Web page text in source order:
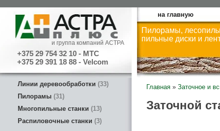
и группа компаний АСТРА
+375 29 754 32 10 - МТС
+375 29 391 18 88 - Velcom
на главную
Пилорамы,
пильные диски и
Линии деревообработки 33
Пилорамы 31
Многопильные станки
13
Распиловочные станки 3
Главная » Заточное и
Заточной